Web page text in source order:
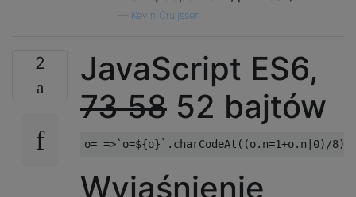
Kevin Cruijssen
2
JavaScript ES6,
7358 52 bajtów
Wyjaśnienie